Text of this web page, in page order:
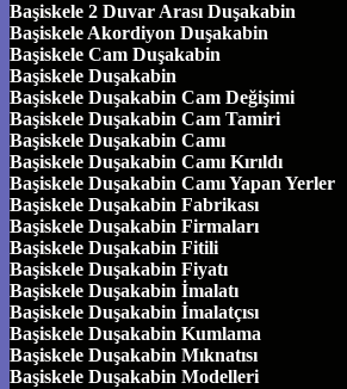
Başiskele 2 Duvar Arası Duşakabin
Başiskele Akordiyon Duşakabin
Başiskele Cam Duşakabin
Başiskele Duşakabin
Başiskele Duşakabin Cam Değişimi
Başiskele Duşakabin Cam Tamiri
Başiskele Duşakabin Camı
Başiskele Duşakabin Camı Kırıldı
Başiskele Duşakabin Camı Yapan Yerler
Başiskele Duşakabin Fabrikası
Başiskele Duşakabin Firmaları
Başiskele Duşakabin Fitili
Başiskele Duşakabin Fiyatı
Başiskele Duşakabin İmalatı
Başiskele Duşakabin İmalatçısı
Başiskele Duşakabin Kumlama
Başiskele Duşakabin Mıknatısı
Başiskele Duşakabin Modelleri